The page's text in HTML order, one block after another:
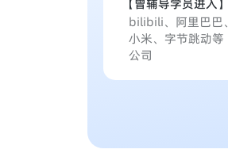
【曾辅导学员进入】
bilibili、阿里巴巴、
小米、字节跳动等
公司